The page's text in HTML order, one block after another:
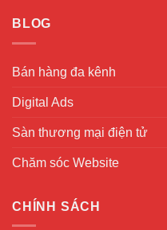
BLOG
Bán hàng đa kênh
Digital Ads
Sàn thương mại điện tử
Chăm sóc Website
CHÍNH SÁCH